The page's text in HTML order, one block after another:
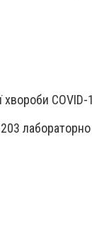
хвороби COVID-